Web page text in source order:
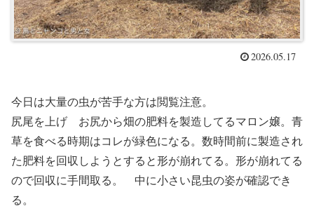
2026.05.17
今日は大量の虫が苦手な方は閲覧注意。
尻尾を上げ お尻から畑の肥料を製造してるマロン嬢。青
草を食べる時期はコレが緑色になる。数時間前に製造され
た肥料を回収しようとすると形が崩れてる。形が崩れてる
ので回収に手間取る。 中に小さい昆虫の姿が確認でき
る。